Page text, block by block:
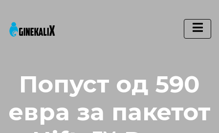
Main Navigation
Попуст од 590
евра за пакетот